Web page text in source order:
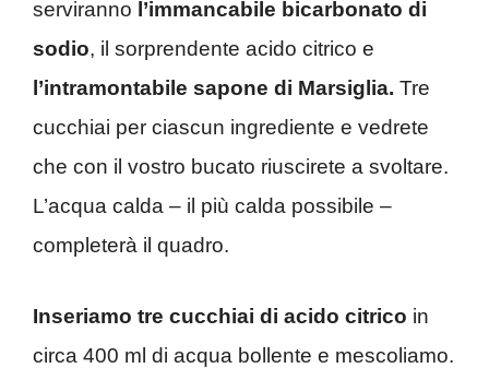
serviranno l’immancabile bicarbonato di
sodio, il sorprendente acido citrico e
l’intramontabile sapone di Marsiglia. Tre
cucchiai per ciascun ingrediente e vedrete
che con il vostro bucato riuscirete a svoltare.
L’acqua calda – il più calda possibile –
completerà il quadro.
Inseriamo tre cucchiai di acido citrico in
circa 400 ml di acqua bollente e mescoliamo.